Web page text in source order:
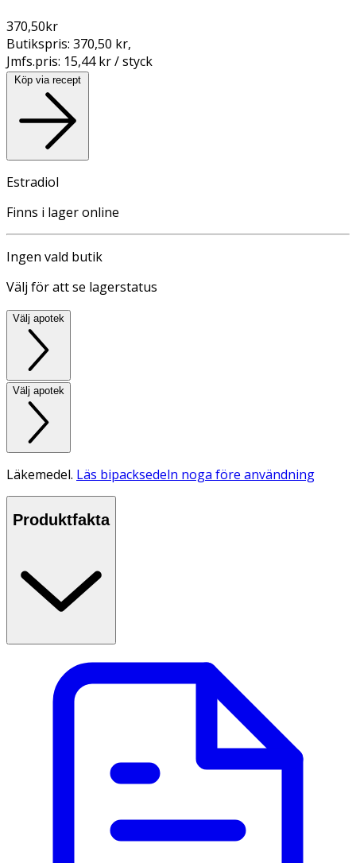
370,50kr
Butikspris: 370,50 kr,
Jmfs.pris: 15,44 kr / styck
Köp via recept
Estradiol
Finns i lager online
Ingen vald butik
Välj för att se lagerstatus
Välj apotek
Välj apotek
Läkemedel. Läs bipacksedeln noga före användning
Produktfakta